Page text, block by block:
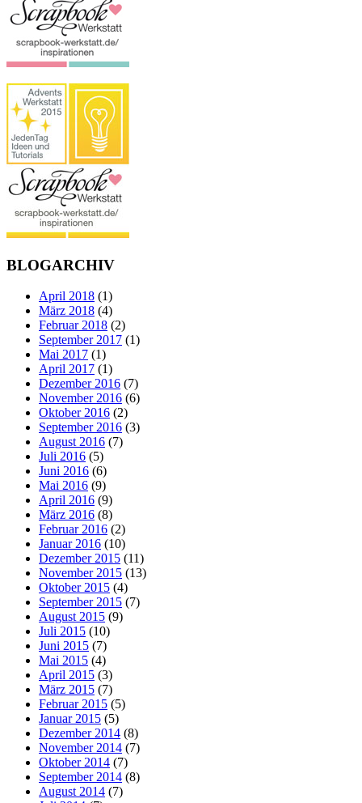
BLOGARCHIV
April 2018 (1)
März 2018 (4)
Februar 2018 (2)
September 2017 (1)
Mai 2017 (1)
April 2017 (1)
Dezember 2016 (7)
November 2016 (6)
Oktober 2016 (2)
September 2016 (3)
August 2016 (7)
Juli 2016 (5)
Juni 2016 (6)
Mai 2016 (9)
April 2016 (9)
März 2016 (8)
Februar 2016 (2)
Januar 2016 (10)
Dezember 2015 (11)
November 2015 (13)
Oktober 2015 (4)
September 2015 (7)
August 2015 (9)
Juli 2015 (10)
Juni 2015 (7)
Mai 2015 (4)
April 2015 (3)
März 2015 (7)
Februar 2015 (5)
Januar 2015 (5)
Dezember 2014 (8)
November 2014 (7)
Oktober 2014 (7)
September 2014 (8)
August 2014 (7)